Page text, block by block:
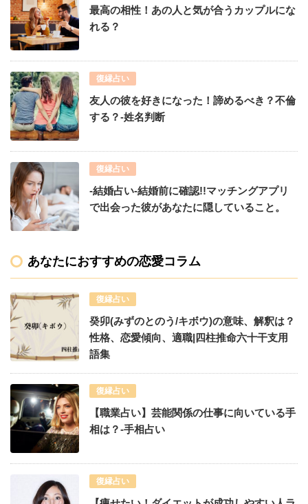
最高の相性！あの人と気が合うカップルにな
れる？
復縁占い
友人の彼を好きになった！諦めるべき？不倫
する？-姓名判断
復縁占い
-結婚占い-結婚前に確認!!マッチングアプリ
で出会った彼があなたに隠していること。
あなたにおすすめの恋愛コラム
復縁占い
癸卯(みずのとのう/キボウ)の意味、解釈は？
性格、恋愛傾向、適職|四柱推命六十干支用
語集
復縁占い
【職業占い】芸能関係の仕事に向いている手
相は？-手相占い
復縁占い